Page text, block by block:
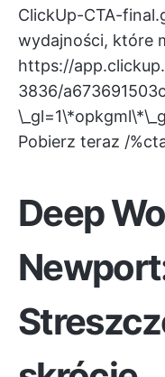
ClickUp-CTA-
wydajności, które
https://
3836/
Pobierz teraz /
Deep